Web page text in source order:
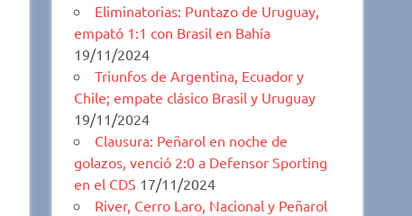
Eliminatorias: Puntazo de Uruguay,
empató 1:1 con Brasil en Bahía
19/11/2024
Triunfos de Argentina, Ecuador y
Chile; empate clásico Brasil y Uruguay
19/11/2024
Clausura: Peñarol en noche de
golazos, venció 2:0 a Defensor Sporting
en el CDS 17/11/2024
River, Cerro Laro, Nacional y Peñarol